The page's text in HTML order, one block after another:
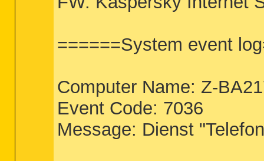
======System event
Computer Name: Z-
Event Code: 7036
Message: Dienst